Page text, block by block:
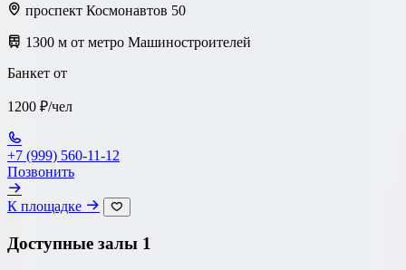
проспект Космонавтов 50
1300 м от метро Машиностроителей
Банкет от
1200 ₽/чел
+7 (999) 560-11-12
Позвонить
К площадке
Доступные залы 1